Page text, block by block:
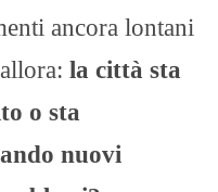
ancora lontani
la città sta
o sta
nuovi